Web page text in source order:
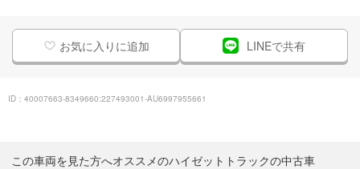
お気に入りに追加 LINEで共有
ID：40007663-8349660:227493001-AU6997955661
この車両を見た方へオススメのハイゼットトラックの中古車